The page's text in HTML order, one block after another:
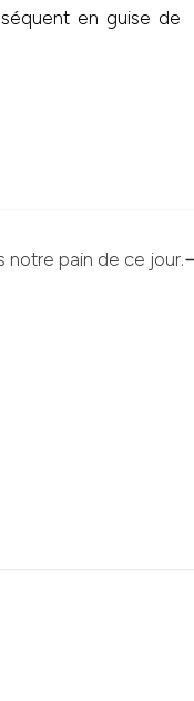
en guise de
notre pain de ce jour.